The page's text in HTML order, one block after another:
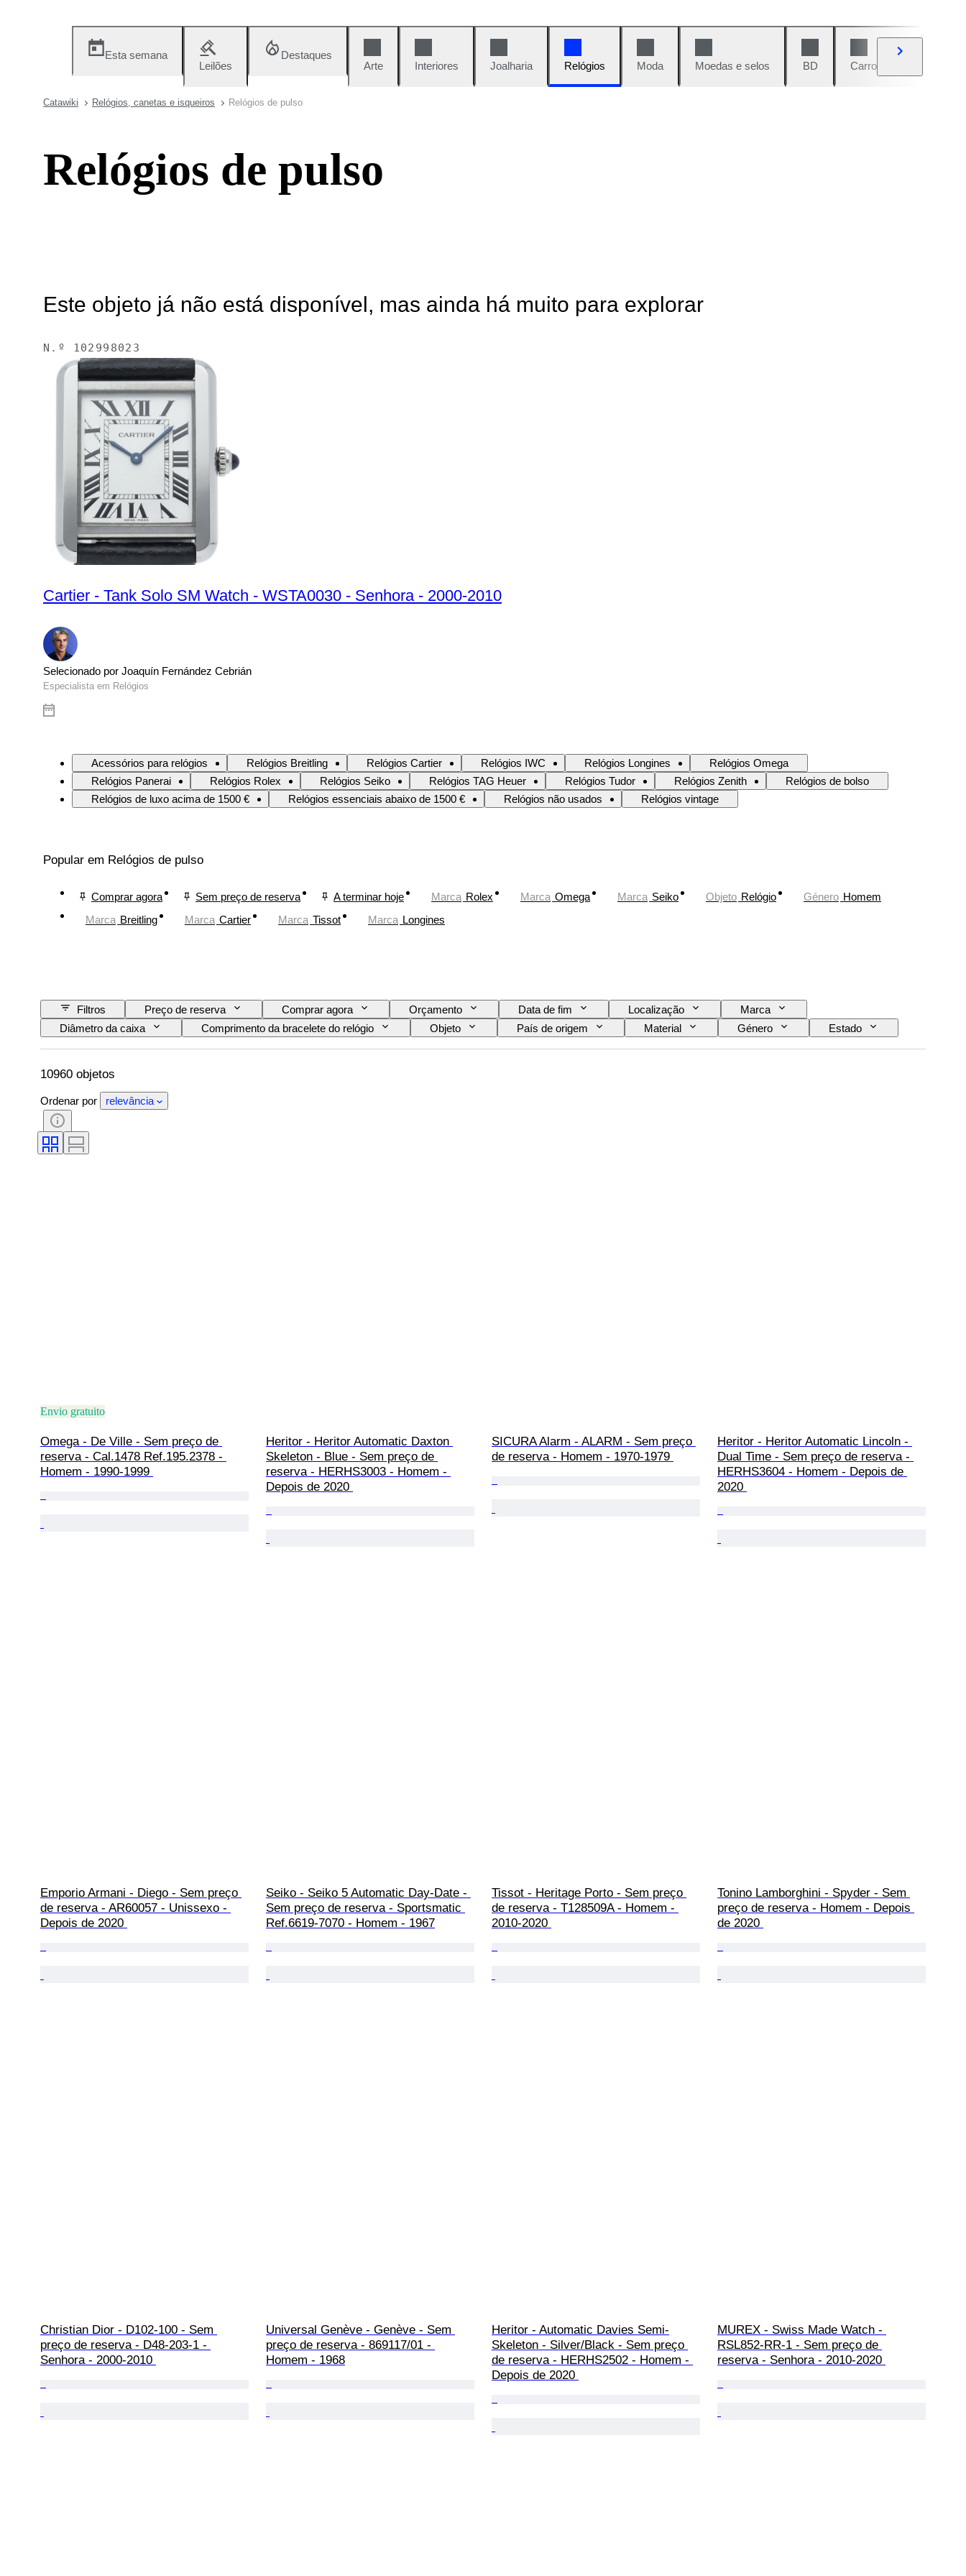
Esta semana
Leilões
Destaques
Arte
Interiores Joalharia Relógios Moda Moedas e selos BD Carros e motos
Catawiki Relógios, canetas e isqueiros Relógios de pulso
Relógios de pulso
Este objeto já não está disponível, mas ainda há muito para explorar
N.º 102998023
Cartier - Tank Solo SM Watch - WSTA0030 - Senhora - 2000-2010
Selecionado por Joaquín Fernández Cebrián
Especialista em Relógios
Acessórios para relógios Relógios Breitling Relógios Cartier Relógios IWC Relógios Longines
Relógios Omega
Relógios Panerai
Relógios Rolex Relógios Seiko Relógios TAG Heuer Relógios Tudor Relógios Zenith
Relógios de bolso
Relógios de luxo acima de 1500 €
Relógios essenciais abaixo de 1500 € Relógios não usados Relógios vintage
Popular em Relógios de pulso
Comprar agora Sem preço de reserva A terminar hoje Marca Rolex Marca Omega Marca Seiko Objeto Relógio Género Homem
Marca Breitling Marca Cartier Marca Tissot Marca Longines
Filtros Preço de reserva Comprar agora Orçamento Data de fim Localização
Marca
Diâmetro da caixa
Comprimento da bracelete do relógio Objeto País de origem Material Género
Estado
Extras
Período Certificação Tema Encadernação Edição Idioma
Cor
10960 objetos
Ordenar por relevância
Envio gratuito
Omega - De Ville - Sem preço de
reserva - Cal.1478 Ref.195.2378 -
Homem - 1990-1999
Heritor - Heritor Automatic Daxton
Skeleton - Blue - Sem preço de
reserva - HERHS3003 - Homem -
Depois de 2020
SICURA Alarm - ALARM - Sem preço
de reserva - Homem - 1970-1979
Heritor - Heritor Automatic Lincoln -
Dual Time - Sem preço de reserva -
HERHS3604 - Homem - Depois de
2020
Emporio Armani - Diego - Sem preço
de reserva - AR60057 - Unissexo -
Depois de 2020
Seiko - Seiko 5 Automatic Day-Date -
Sem preço de reserva - Sportsmatic
Ref.6619-7070 - Homem - 1967
Tissot - Heritage Porto - Sem preço
de reserva - T128509A - Homem -
2010-2020
Tonino Lamborghini - Spyder - Sem
preço de reserva - Homem - Depois
de 2020
Christian Dior - D102-100 - Sem
preço de reserva - D48-203-1 -
Senhora - 2000-2010
Universal Genève - Genève - Sem
preço de reserva - 869117/01 -
Homem - 1968
Heritor - Automatic Davies Semi-
Skeleton - Silver/Black - Sem preço
de reserva - HERHS2502 - Homem -
Depois de 2020
MUREX - Swiss Made Watch -
RSL852-RR-1 - Sem preço de
reserva - Senhora - 2010-2020